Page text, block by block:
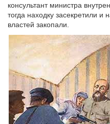
консультант министра
тогда находку засекретили
властей закопали.